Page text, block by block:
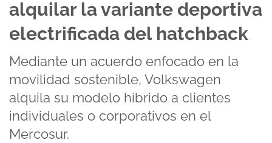
alquilar la variante deportiva
electrificada del hatchback
Mediante un acuerdo enfocado en la
movilidad sostenible, Volkswagen
alquila su modelo híbrido a clientes
individuales o corporativos en el
Mercosur.